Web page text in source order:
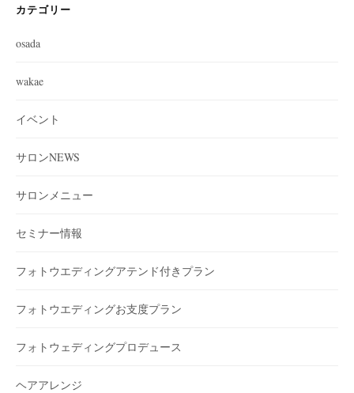
カテゴリー
osada
wakae
イベント
サロンNEWS
サロンメニュー
セミナー情報
フォトウエディングアテンド付きプラン
フォトウエディングお支度プラン
フォトウェディングプロデュース
ヘアアレンジ